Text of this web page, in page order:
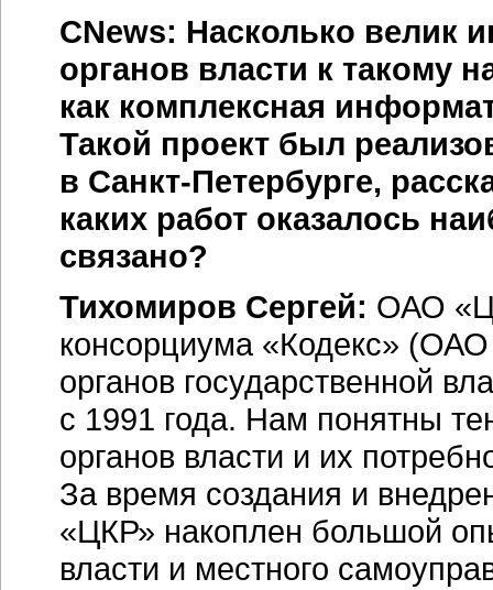
CNews: Насколько велик
органов власти к такому
как комплексная
Такой проект был
в Санкт-Петербурге,
каких работ оказалось
связано?
Тихомиров Сергей: ОАО
консорциума «Кодекс»
органов государственной
с 1991 года. Нам понятны
органов власти и их
За время создания и
«ЦКР» накоплен большой
власти и местного